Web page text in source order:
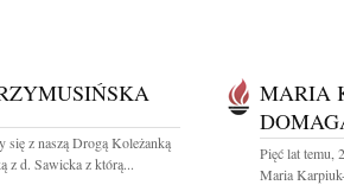
się z naszą Drogą Koleżanką
z d. Sawicka z którą...
MARIA
Pięć lat temu,
Maria